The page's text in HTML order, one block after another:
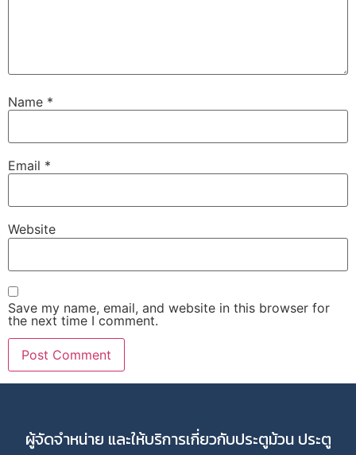
Name *
Email *
Website
Save my name, email, and website in this browser for
the next time I comment.
ผู้จัดจำหน่าย และให้บริการเกี่ยวกับประตูม้วน ประตู